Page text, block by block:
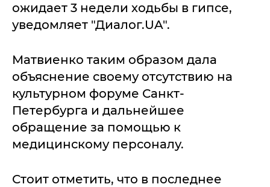
ожидает 3 недели ходьбы в гипсе,
уведомляет "Диалог.UA".
Матвиенко таким образом дала
объяснение своему отсутствию на
культурном форуме Санкт-
Петербурга и дальнейшее
обращение за помощью к
медицинскому персоналу.
Стоит отметить, что в последнее